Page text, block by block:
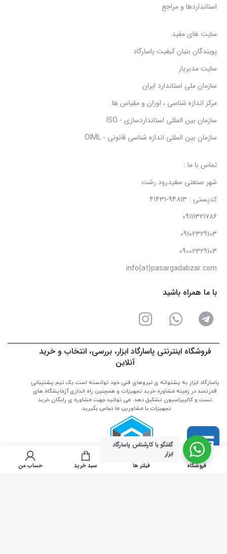
استانداردها و مراجع
سایت های مفید
پویندگان بنیان کیفیت پاسارگاد
سایت مدیریار
سازمان ملی استاندارد ایران
مرکز اندازه شناسی ، اوزان و مقیاس ها
سازمان بین المللی استانداردسازی - ISO
سازمان بین المللی اندازه شناسی قانونی - OIML
تماس با ما :
شهر صنعتی سفیدرود رشت
کدپستی : 94813-41431
09111321786
09102329103
09002329103
info{at}pasargadabzar.com
با ما همراه باشید
فروشگاه اینترنتی پاسارگاد ابزار، بررسی، انتخاب و خرید
آنلاین
پاسارگاد ابزار به پشتوانه ی نیروهای فنی خود توانسته است یک تیم پشتیبانی
قدرتمند در زمینه مشاوره خرید تجهیزات و همچنین راه اندازی آزمایشگاه های
تست و کالیبراسیون تشکیل دهد. می توانید جهت مشاوره ی رایگان خرید
تجهیزات با مشاورین ما تماس بگیرید.
گفتگو با کارشناس پاسارگاد
ابزار
فروشگاه فیلتر ها
0
سبد خرید حساب من